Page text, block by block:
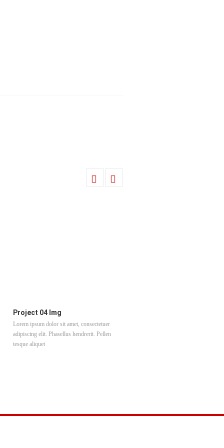
Project 04 Img
Lorem ipsum dolor sit amet, consectetuer
adipiscing elit. Phasellus hendrerit. Pellen
tesque aliquet